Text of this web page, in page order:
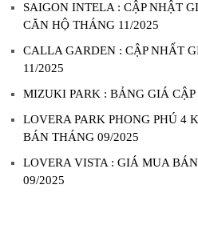
SAIGON INTELA : CẬP NHẬT
CĂN HỘ THÁNG 11/2025
CALLA GARDEN : CẬP NHẤT
11/2025
MIZUKI PARK : BẢNG GIÁ
LOVERA PARK PHONG PHÚ 4
BÁN THÁNG 09/2025
LOVERA VISTA : GIÁ MUA
09/2025